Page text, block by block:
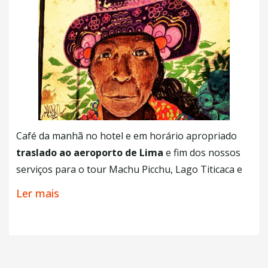
cozido apenas no suco de limão fresco e temperos
da região.
Experiências opcionais
Reserva Paracas, Ilhas Ballestas e Oasis de
Huacachina Saindo de Lima
Experiência Gastronômica Lima Gourmet
Passeio Circuito Mágico das Águas em Lima
+ Café da Manhã
Café da manhã no hotel e em horário apropriado
traslado ao aeroporto de Lima e fim dos nossos
serviços para o tour Machu Picchu, Lago Titicaca e
Lima. Mesmo assim caso você deseje,
Ler mais